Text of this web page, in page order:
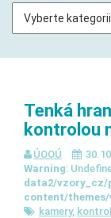
Tenká
kontrolou
ÚOOÚ
Warning:
data2/
content/
kamery,